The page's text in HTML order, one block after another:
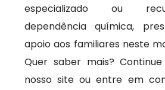
especializado ou
dependência química,
apoio aos familiares neste
Quer saber mais?
nosso site ou entre em